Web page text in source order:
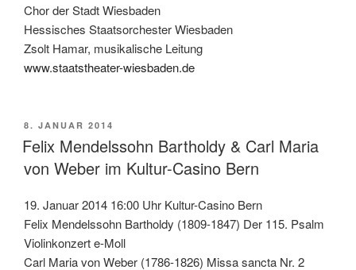
Chor der Stadt Wiesbaden
Hessisches Staatsorchester Wiesbaden
Zsolt Hamar, musikalische Leitung
www.staatstheater-wiesbaden.de
VERÖFFENTLICHT
AM
8. JANUAR 2014
Felix Mendelssohn Bartholdy & Carl Maria
von Weber im Kultur-Casino Bern
19. Januar 2014 16:00 Uhr Kultur-Casino Bern
Felix Mendelssohn Bartholdy (1809-1847) Der 115. Psalm
Violinkonzert e-Moll
Carl Maria von Weber (1786-1826) Missa sancta Nr. 2